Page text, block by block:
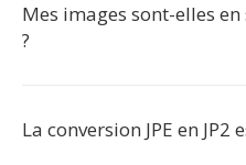
Mes images sont-elles
?
La conversion JPE en JP2